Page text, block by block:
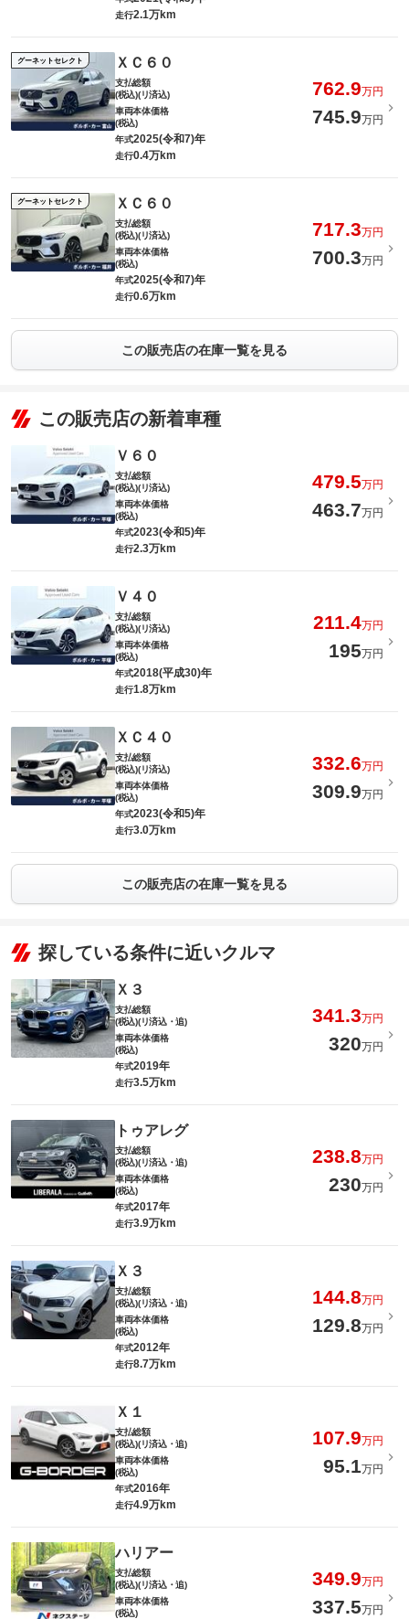
走行2.1万km
グーネットセレクト ＸＣ６０
支払総額
(税込)(リ済込)
762.9万円
車両本体価格
(税込)
745.9万円
年式2025(令和7)年
走行0.4万km
グーネットセレクト ＸＣ６０
支払総額
(税込)(リ済込)
717.3万円
車両本体価格
(税込)
700.3万円
年式2025(令和7)年
走行0.6万km
この販売店の在庫一覧を見る
この販売店の新着車種
Ｖ６０
支払総額
(税込)(リ済込)
479.5万円
車両本体価格
(税込)
463.7万円
年式2023(令和5)年
走行2.3万km
Ｖ４０
支払総額
(税込)(リ済込)
211.4万円
車両本体価格
(税込)
195万円
年式2018(平成30)年
走行1.8万km
ＸＣ４０
支払総額
(税込)(リ済込)
332.6万円
車両本体価格
(税込)
309.9万円
年式2023(令和5)年
走行3.0万km
この販売店の在庫一覧を見る
探している条件に近いクルマ
Ｘ３
支払総額
(税込)(リ済込・追)
341.3万円
車両本体価格
(税込)
320万円
年式2019年
走行3.5万km
トゥアレグ
支払総額
(税込)(リ済込・追)
238.8万円
車両本体価格
(税込)
230万円
年式2017年
走行3.9万km
Ｘ３
支払総額
(税込)(リ済込・追)
144.8万円
車両本体価格
(税込)
129.8万円
年式2012年
走行8.7万km
Ｘ１
支払総額
(税込)(リ済込・追)
107.9万円
車両本体価格
(税込)
95.1万円
年式2016年
走行4.9万km
ハリアー
支払総額
(税込)(リ済込・追)
349.9万円
車両本体価格
(税込)
337.5万円